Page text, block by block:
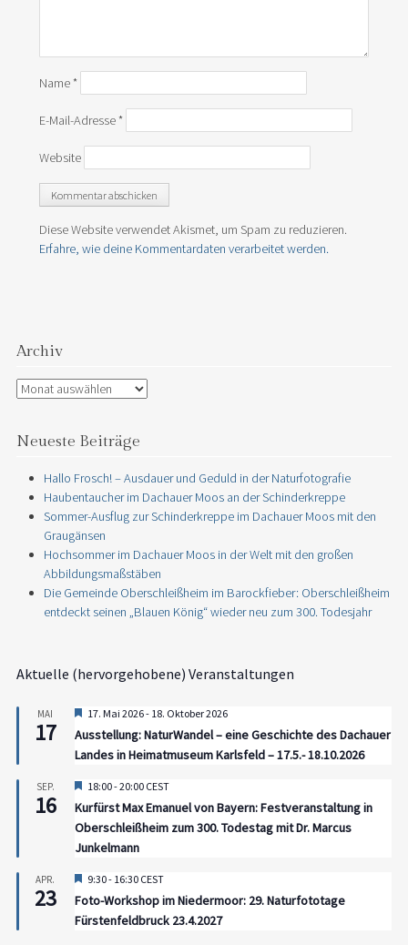
Name*
E-Mail-Adresse*
Website
Diese Website verwendet Akismet, um Spam zu reduzieren.
Erfahre, wie deine Kommentardaten verarbeitet werden.
Archiv
Archiv
Neueste Beiträge
Hallo Frosch! – Ausdauer und Geduld in der Naturfotografie
Haubentaucher im Dachauer Moos an der Schinderkreppe
Sommer-Ausflug zur Schinderkreppe im Dachauer Moos mit den
Graugänsen
Hochsommer im Dachauer Moos in der Welt mit den großen
Abbildungsmaßstäben
Die Gemeinde Oberschleißheim im Barockfieber: Oberschleißheim
entdeckt seinen „Blauen König“ wieder neu zum 300. Todesjahr
Aktuelle (hervorgehobene) Veranstaltungen
MAI
17
Hervorgehoben
17. Mai 2026- 18. Oktober 2026
Ausstellung: NaturWandel – eine Geschichte des Dachauer
Landes in Heimatmuseum Karlsfeld – 17.5.- 18.10.2026
SEP.
16
Hervorgehoben
18:00-20:00 CEST
Kurfürst Max Emanuel von Bayern: Festveranstaltung in
Oberschleißheim zum 300. Todestag mit Dr. Marcus
Junkelmann
APR.
23
Hervorgehoben
9:30- 16:30 CEST
Foto-Workshop im Niedermoor: 29. Naturfototage
Fürstenfeldbruck 23.4.2027